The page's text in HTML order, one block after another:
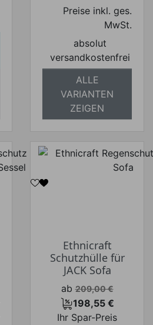
Preise inkl. ges.
MwSt.
absolut
versandkostenfrei
ALLE
VARIANTEN
ZEIGEN
Ethnicraft
Schutzhülle für
JACK Sofa
Verkaufspreis
ab 209,00 €
Preis
198,55 €
Ihr Spar-Preis